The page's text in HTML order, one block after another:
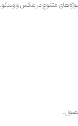
متنوع در عکس و ویدئو.